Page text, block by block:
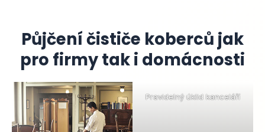
Půjčení čističe koberců jak
pro firmy tak i domácnosti
Pravidelný úklid kanceláří